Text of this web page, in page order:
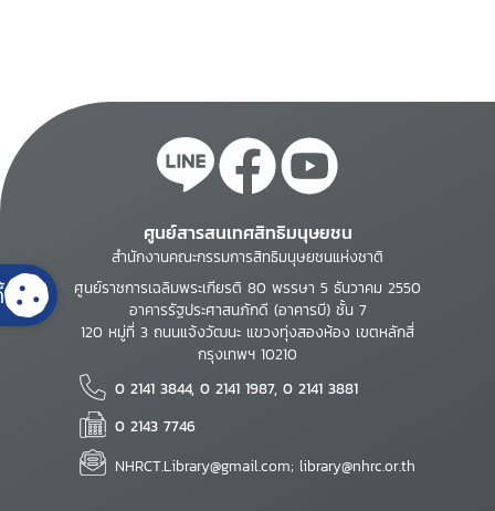
ศูนย์สารสนเทศสิทธิมนุษยชน
สำนักงานคณะกรรมการสิทธิมนุษยชนแห่งชาติ
ศูนย์ราชการเฉลิมพระเกียรติ 80 พรรษา 5 ธันวาคม 2550
อาคารรัฐประศาสนภักดี (อาคารบี) ชั้น 7
120 หมู่ที่ 3 ถนนแจ้งวัฒนะ แขวงทุ่งสองห้อง เขตหลักสี่
กรุงเทพฯ 10210
0 2141 3844, 0 2141 1987, 0 2141 3881
0 2143 7746
NHRCT.Library@gmail.com; library@nhrc.or.th